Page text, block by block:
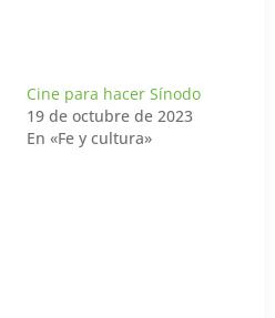
Cine para hacer Sínodo
19 de octubre de 2023
En «Fe y cultura»